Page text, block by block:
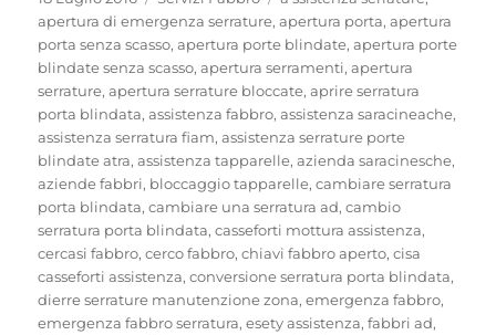
il
apertura di emergenza serrature,apertura porta,apertura
porta senza scasso,apertura porte blindate,apertura porte
blindate senza scasso,apertura serramenti,apertura
serrature,apertura serrature bloccate,aprire serratura
porta blindata,assistenza fabbro,assistenza saracineache,
assistenza serratura fiam,assistenza serrature porte
blindate atra,assistenza tapparelle,azienda saracinesche,
aziende fabbri, bloccaggio tapparelle,cambiare serratura
porta blindata,cambiare una serratura ad,cambio
serratura porta blindata,casseforti mottura assistenza,
cercasi fabbro,cerco fabbro,chiavi fabbro aperto,cisa
casseforti assistenza,conversione serratura porta blindata,
dierre serrature manutenzione zona,emergenza fabbro,
emergenza fabbro serratura,esety assistenza,fabbri ad,